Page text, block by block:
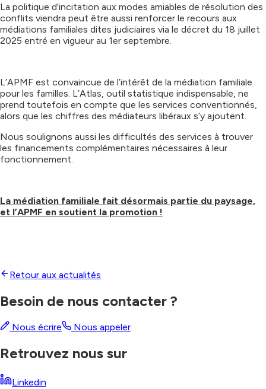
La politique d'incitation aux modes amiables de résolution des
conflits viendra peut être aussi renforcer le recours aux
médiations familiales dites judiciaires via le décret du 18 juillet
2025 entré en vigueur au 1er septembre.
L’APMF est convaincue de l’intérêt de la médiation familiale
pour les familles. L’Atlas, outil statistique indispensable, ne
prend toutefois en compte que les services conventionnés,
alors que les chiffres des médiateurs libéraux s’y ajoutent.
Nous soulignons aussi les difficultés des services à trouver
les financements complémentaires nécessaires à leur
fonctionnement.
La médiation familiale fait désormais partie du paysage,
et l’APMF en soutient la promotion !
Retour aux actualités
Besoin de nous contacter ?
Nous écrire Nous appeler
Retrouvez nous sur
Linkedin